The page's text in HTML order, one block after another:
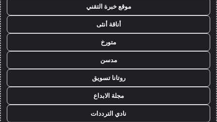
موقع خبرة التقني
أناقة أنثى
متورخ
مدسن
روتانا تسويق
مجلة الابداع
نادي الترددات